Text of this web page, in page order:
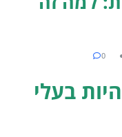
0
בעלי